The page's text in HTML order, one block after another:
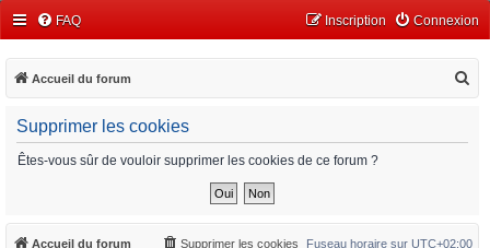
FAQ Connexion
Inscription
Accueil du forum
Supprimer les cookies
Êtes-vous sûr de vouloir supprimer les cookies de ce forum ?
Accueil du forum Fuseau horaire sur UTC+02:00
Supprimer les cookies